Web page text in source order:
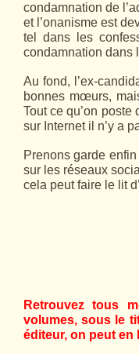
condamnation de
et l’onanisme est
tel dans les
condamnation dans
Au fond, l’ex-
bonnes mœurs,
Tout ce qu’on
sur Internet il n’y a
Prenons garde
sur les réseaux
cela peut faire le lit
Retrouvez tous
volumes, sous le
éditeur, on peut en